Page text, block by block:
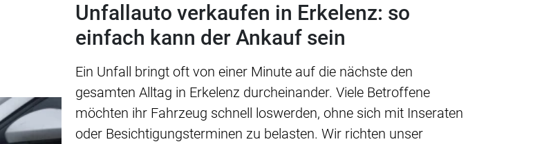
Unfallauto verkaufen in Erkelenz: so
einfach kann der Ankauf sein
Ein Unfall bringt oft von einer Minute auf die nächste den
gesamten Alltag in Erkelenz durcheinander. Viele Betroffene
möchten ihr Fahrzeug schnell loswerden, ohne sich mit Inseraten
oder Besichtigungsterminen zu belasten. Wir richten unser